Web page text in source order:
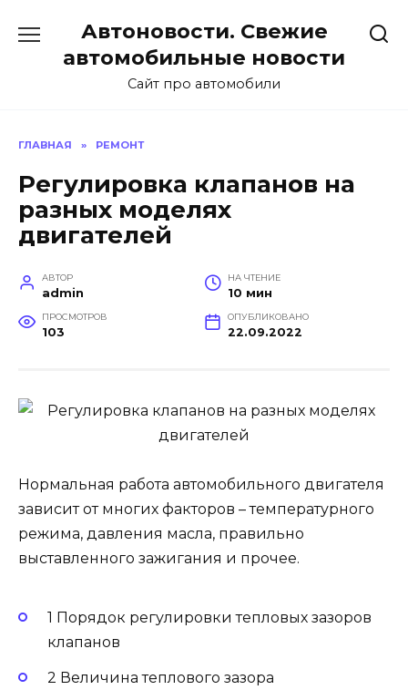
содержанию
Автоновости. Свежие
автомобильные новости
Сайт про автомобили
ГЛАВНАЯ » РЕМОНТ
Регулировка клапанов на
разных моделях
двигателей
АВТОР
admin
НА ЧТЕНИЕ
10 мин
ПРОСМОТРОВ
103
ОПУБЛИКОВАНО
22.09.2022
Нормальная работа автомобильного двигателя
зависит от многих факторов – температурного
режима, давления масла, правильно
выставленного зажигания и прочее.
1 Порядок регулировки тепловых зазоров
клапанов
2 Величина теплового зазора